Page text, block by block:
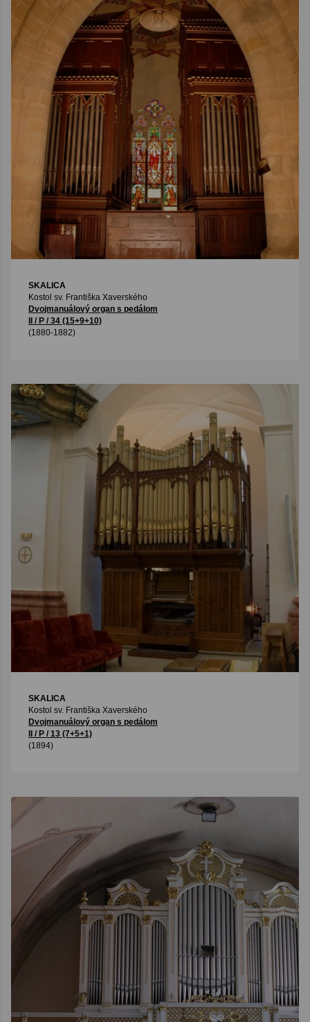
SKALICA
Kostol sv. Františka Xaverského
Dvojmanuálový organ s pedálom
II / P / 34 (15+9+10)
(1880-1882)
SKALICA
Kostol sv. Františka Xaverského
Dvojmanuálový organ s pedálom
II / P / 13 (7+5+1)
(1894)